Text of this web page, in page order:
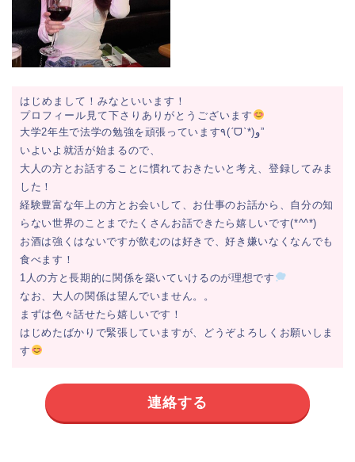
はじめまして！みなといいます！
プロフィール見て下さりありがとうございます
大学2年生で法学の勉強を頑張っています٩(ˊᗜˋ*)و”
いよいよ就活が始まるので、
大人の方とお話することに慣れておきたいと考え、登録してみま
した！
経験豊富な年上の方とお会いして、お仕事のお話から、自分の知
らない世界のことまでたくさんお話できたら嬉しいです(*^^*)
お酒は強くはないですが飲むのは好きで、好き嫌いなくなんでも
食べます！
1人の方と長期的に関係を築いていけるのが理想です
なお、大人の関係は望んでいません。。
まずは色々話せたら嬉しいです！
はじめたばかりで緊張していますが、どうぞよろしくお願いしま
す
連絡する